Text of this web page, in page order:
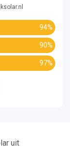
94%
90%
97%
uit